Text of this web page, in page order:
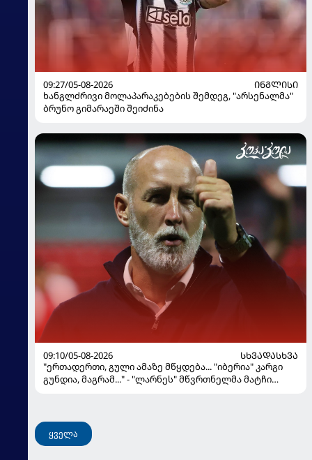
09:27/05-08-2026
ᲘᲜᲒᲚᲘᲡᲘ
ხანგლძრივი მოლაპარაკებების შემდეგ, "არსენალმა"
ბრუნო გიმარაეში შეიძინა
09:10/05-08-2026
ᲡᲮᲕᲐᲓᲐᲡᲮᲕᲐ
"ერთადერთი, გული ამაზე მწყდება... "იბერია" კარგი
გუნდია, მაგრამ..." - "ლარნეს" მწვრთნელმა მატჩი
ყველა